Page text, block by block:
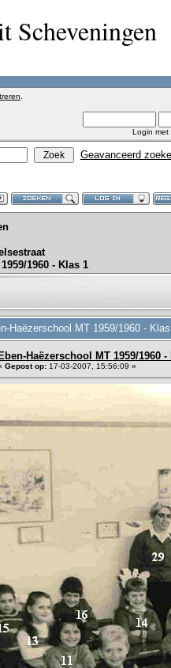
Scheveningen
Login met
Geavanceerd
1960 - Klas 1
Haëzerschool MT 1959/1960 -
Eben-Haëzerschool MT 1959/1960 -
Gepost op: 17-03-2007, 15:56:09 »